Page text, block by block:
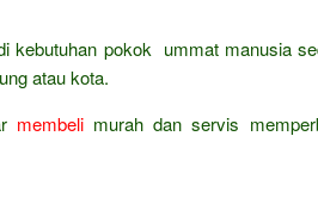
kebutuhan pokok ummat manusia
atau kota.
membelimurah dan servis